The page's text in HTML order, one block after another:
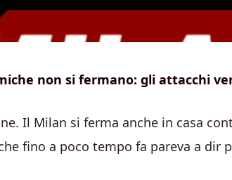
non si fermano: gli attacchi
Il Milan si ferma anche in casa
fino a poco tempo fa pareva a dir